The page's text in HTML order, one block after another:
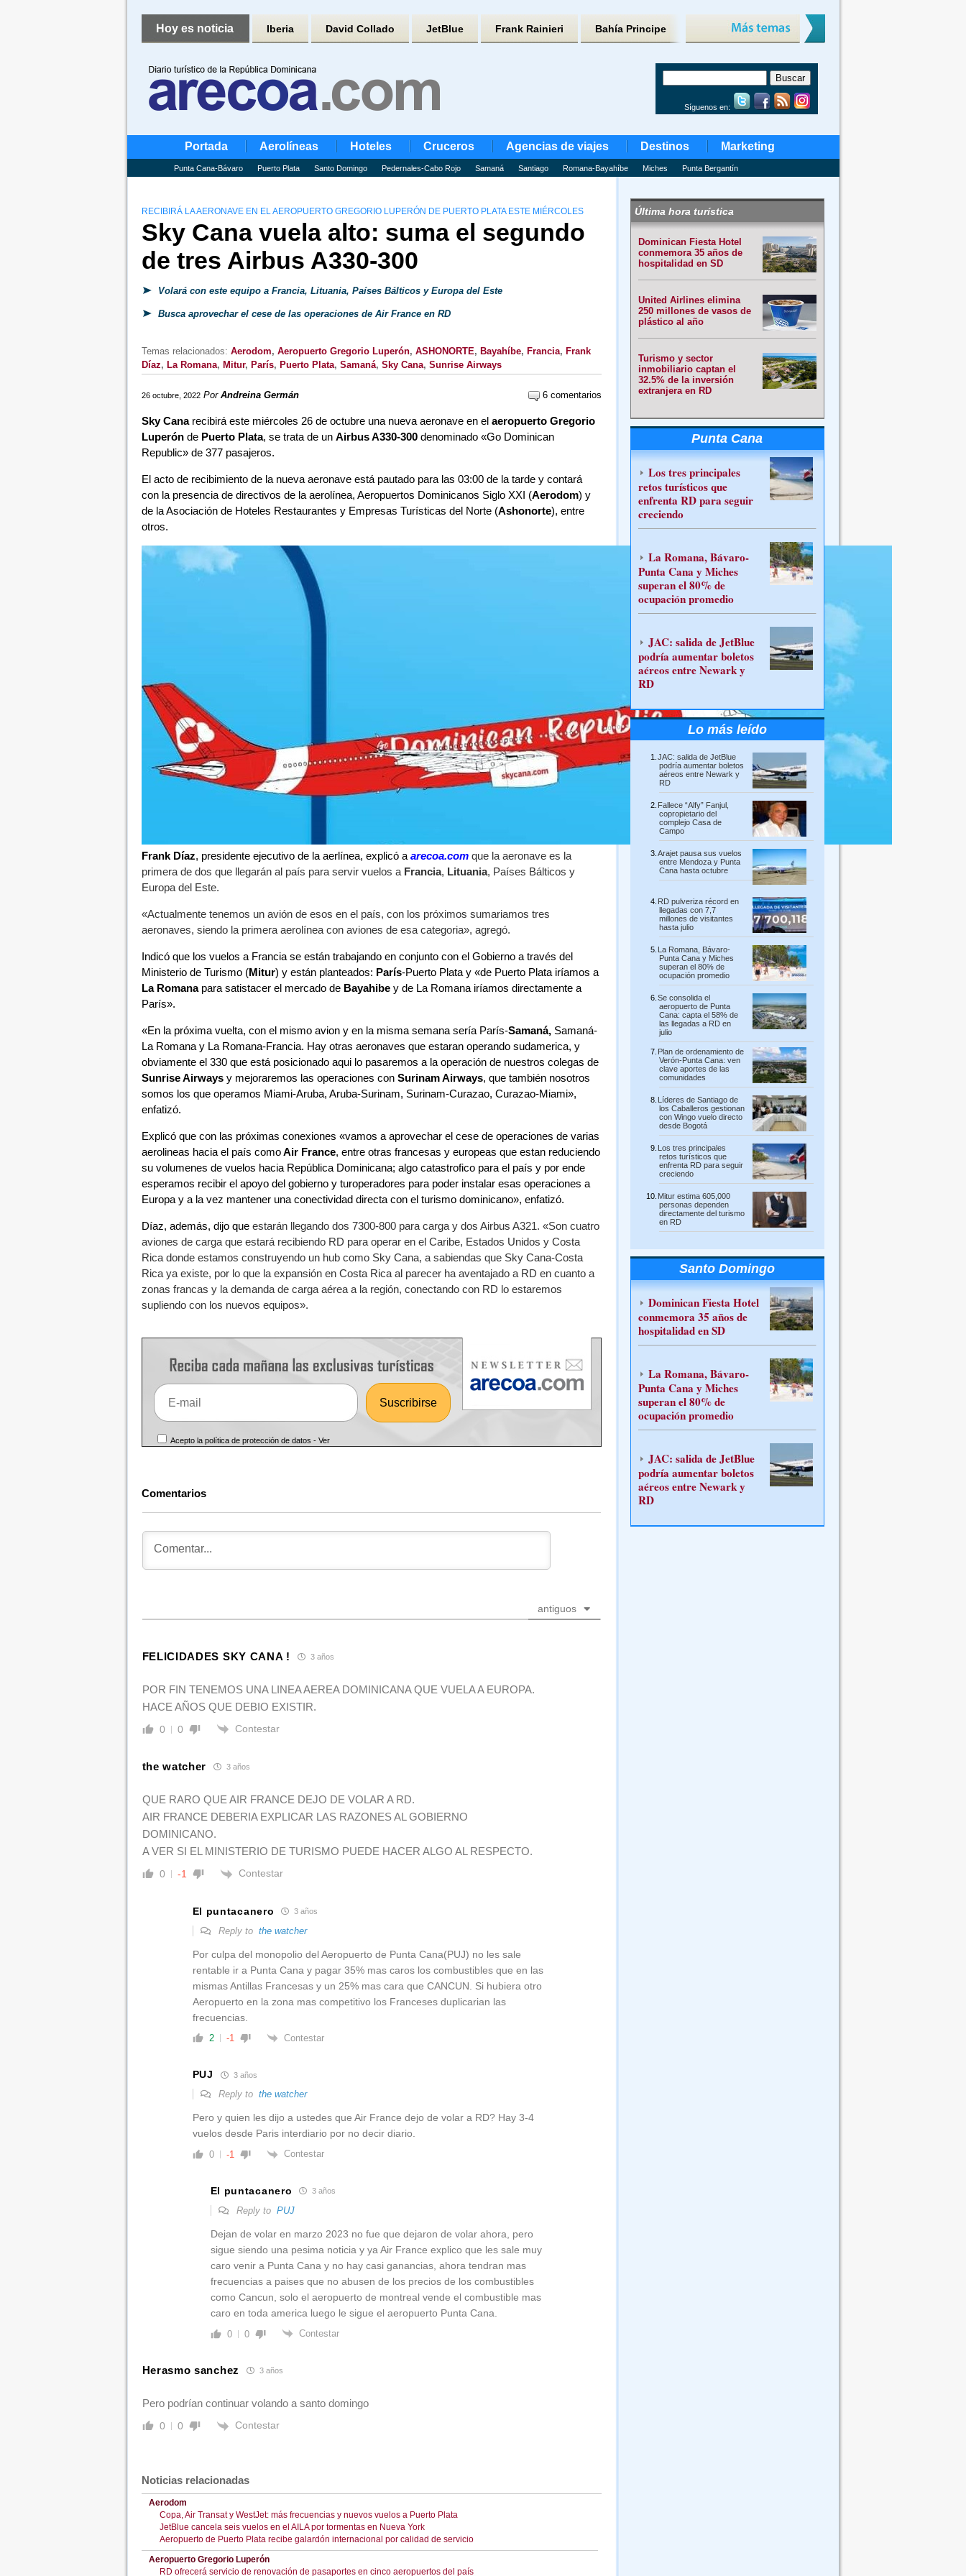
Hoy es noticia Iberia David Collado JetBlue Frank Rainieri Bahía Principe
Síguenos en:
Portada Aerolíneas Hoteles Cruceros Agencias de viajes Destinos Marketing
Punta Cana-Bávaro Puerto Plata Santo Domingo Pedernales-Cabo Rojo Samaná Santiago Romana-Bayahíbe Miches Punta Bergantín
RECIBIRÁ LA AERONAVE EN EL AEROPUERTO GREGORIO LUPERÓN DE PUERTO PLATA ESTE MIÉRCOLES
Sky Cana vuela alto: suma el segundo
de tres Airbus A330-300
Volará con este equipo a Francia, Lituania, Países Bálticos y Europa del Este
Busca aprovechar el cese de las operaciones de Air France en RD
Temas relacionados: Aerodom, Aeropuerto Gregorio Luperón, ASHONORTE, Bayahíbe, Francia, Frank
Díaz, La Romana, Mitur, París, Puerto Plata, Samaná, Sky Cana, Sunrise Airways
26 octubre, 2022 Por Andreina Germán 6 comentarios
Sky Canarecibirá este miércoles 26 de octubre una nueva aeronave en el aeropuerto Gregorio
Luperónde Puerto Plata, se trata de un Airbus A330-300denominado «Go Dominican
Republic» de 377 pasajeros.
El acto de recibimiento de la nueva aeronave está pautado para las 03:00 de la tarde y contará
con la presencia de directivos de la aerolínea, Aeropuertos Dominicanos Siglo XXI (Aerodom) y
de la Asociación de Hoteles Restaurantes y Empresas Turísticas del Norte (Ashonorte), entre
otros.
Frank Díaz, presidente ejecutivo de la aerlínea, explicó a arecoa.com que la aeronave es la
primera de dos que llegarán al país para servir vuelos a Francia, Lituania, Países Bálticos y
Europa del Este.
«Actualmente tenemos un avión de esos en el país, con los próximos sumariamos tres
aeronaves, siendo la primera aerolínea con aviones de esa categoria», agregó.
Indicó que los vuelos a Francia se están trabajando en conjunto con el Gobierno a través del
Ministerio de Turismo (Mitur) y están planteados: París-Puerto Plata y «de Puerto Plata iríamos a
La Romana para satistacer el mercado deBayahibe y de La Romana iríamos directamente a
París».
«En la próxima vuelta, con el mismo avion y en la misma semana sería París-Samaná, Samaná-
La Romana y La Romana-Francia. Hay otras aeronaves que estaran operando sudamerica, y
obviamente el 330 que está posicionado aqui lo pasaremos a la operación de nuestros colegas de
Sunrise Airways y mejoraremos las operaciones conSurinam Airways, que también nosotros
somos los que operamos Miami-Aruba, Aruba-Surinam, Surinam-Curazao, Curazao-Miami»,
enfatizó.
Explicó que con las próximas conexiones «vamos a aprovechar el cese de operaciones de varias
aerolineas hacia el país comoAir France, entre otras francesas y europeas que estan reduciendo
su volumenes de vuelos hacia República Dominicana; algo catastrofico para el país y por ende
esperamos recibir el apoyo del gobierno y turoperadores para poder instalar esas operaciones a
Europa y a la vez mantener una conectividad directa con el turismo dominicano», enfatizó.
Díaz, además, dijo queestarán llegando dos 7300-800 para carga y dos Airbus A321. «Son cuatro
aviones de carga que estará recibiendo RD para operar en el Caribe, Estados Unidos y Costa
Rica donde estamos construyendo un hub como Sky Cana, a sabiendas que Sky Cana-Costa
Rica ya existe, por lo que la expansión en Costa Rica al parecer ha aventajado a RD en cuanto a
zonas francas y la demanda de carga aérea a la región, conectando con RD lo estaremos
supliendo con los nuevos equipos».
Acepto la política de protección de datos -Ver
Comentarios
antiguos
FELICIDADES SKY CANA ! 3 años
POR FIN TENEMOS UNA LINEA AEREA DOMINICANA QUE VUELA A EUROPA.
HACE AÑOS QUE DEBIO EXISTIR.
0 0 Contestar
the watcher 3 años
QUE RARO QUE AIR FRANCE DEJO DE VOLAR A RD.
AIR FRANCE DEBERIA EXPLICAR LAS RAZONES AL GOBIERNO
DOMINICANO.
A VER SI EL MINISTERIO DE TURISMO PUEDE HACER ALGO AL RESPECTO.
0 -1 Contestar
El puntacanero 3 años
Reply to the watcher
Por culpa del monopolio del Aeropuerto de Punta Cana(PUJ) no les sale
rentable ir a Punta Cana y pagar 35% mas caros los combustibles que en las
mismas Antillas Francesas y un 25% mas cara que CANCUN. Si hubiera otro
Aeropuerto en la zona mas competitivo los Franceses duplicarian las
frecuencias.
2 -1 Contestar
PUJ 3 años
Reply to the watcher
Pero y quien les dijo a ustedes que Air France dejo de volar a RD? Hay 3-4
vuelos desde Paris interdiario por no decir diario.
0 -1 Contestar
El puntacanero 3 años
Reply to PUJ
Dejan de volar en marzo 2023 no fue que dejaron de volar ahora, pero
sigue siendo una pesima noticia y ya Air France explico que les sale muy
caro venir a Punta Cana y no hay casi ganancias, ahora tendran mas
frecuencias a paises que no abusen de los precios de los combustibles
como Cancun, solo el aeropuerto de montreal vende el combustible mas
caro en toda america luego le sigue el aeropuerto Punta Cana.
0 0 Contestar
Herasmo sanchez 3 años
Pero podrían continuar volando a santo domingo
0 0 Contestar
Noticias relacionadas
Aerodom
Copa, Air Transat y WestJet: más frecuencias y nuevos vuelos a Puerto Plata
JetBlue cancela seis vuelos en el AILA por tormentas en Nueva York
Aeropuerto de Puerto Plata recibe galardón internacional por calidad de servicio
Aeropuerto Gregorio Luperón
RD ofrecerá servicio de renovación de pasaportes en cinco aeropuertos del país
Última hora turística
Dominican Fiesta Hotel
conmemora 35 años de
hospitalidad en SD
United Airlines elimina
250 millones de vasos de
plástico al año
Turismo y sector
inmobiliario captan el
32.5% de la inversión
extranjera en RD
Punta Cana
Los tres principales
retos turísticos que
enfrenta RD para seguir
creciendo
La Romana, Bávaro-
Punta Cana y Miches
superan el 80% de
ocupación promedio
JAC: salida de JetBlue
podría aumentar boletos
aéreos entre Newark y
RD
Lo más leído
JAC: salida de JetBlue
podría aumentar boletos
aéreos entre Newark y
RD
Fallece “Alfy” Fanjul,
copropietario del
complejo Casa de
Campo
Arajet pausa sus vuelos
entre Mendoza y Punta
Cana hasta octubre
RD pulveriza récord en
llegadas con 7,7
millones de visitantes
hasta julio
La Romana, Bávaro-
Punta Cana y Miches
superan el 80% de
ocupación promedio
Se consolida el
aeropuerto de Punta
Cana: capta el 58% de
las llegadas a RD en
julio
Plan de ordenamiento de
Verón-Punta Cana: ven
clave aportes de las
comunidades
Líderes de Santiago de
los Caballeros gestionan
con Wingo vuelo directo
desde Bogotá
Los tres principales
retos turísticos que
enfrenta RD para seguir
creciendo
Mitur estima 605,000
personas dependen
directamente del turismo
en RD
Santo Domingo
Dominican Fiesta Hotel
conmemora 35 años de
hospitalidad en SD
La Romana, Bávaro-
Punta Cana y Miches
superan el 80% de
ocupación promedio
JAC: salida de JetBlue
podría aumentar boletos
aéreos entre Newark y
RD